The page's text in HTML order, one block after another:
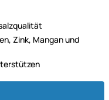
Zink, Mangan und